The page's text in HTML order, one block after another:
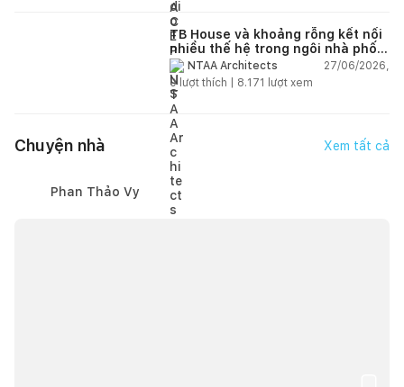
TB House và khoảng rỗng kết nối
nhiều thế hệ trong ngôi nhà phố
66m2NTAA Architects
27/06/2026,
0lượt thích | 8.171 lượt xem
Chuyện nhà Xem tất cả
Phan Thảo Vy